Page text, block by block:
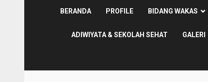
BERANDA PROFILE BIDANG WAKAS
ADIWIYATA & SEKOLAH SEHAT GALERI